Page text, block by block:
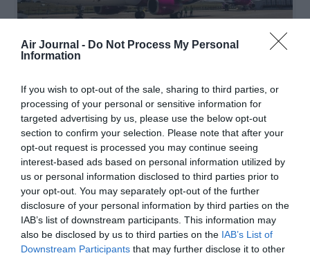
Air Journal - Do Not Process My Personal
Information
If you wish to opt-out of the sale, sharing to third parties, or
processing of your personal or sensitive information for
targeted advertising by us, please use the below opt-out
section to confirm your selection. Please note that after your
opt-out request is processed you may continue seeing
interest-based ads based on personal information utilized by
us or personal information disclosed to third parties prior to
your opt-out. You may separately opt-out of the further
disclosure of your personal information by third parties on the
IAB’s list of downstream participants. This information may
also be disclosed by us to third parties on the IAB’s List of
Downstream Participants that may further disclose it to other
Vous avez apprécié l’article ?
Soutenez-nous, faites un don !